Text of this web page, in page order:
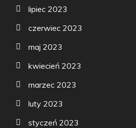
lipiec 2023
czerwiec 2023
maj 2023
kwiecień 2023
marzec 2023
luty 2023
styczeń 2023